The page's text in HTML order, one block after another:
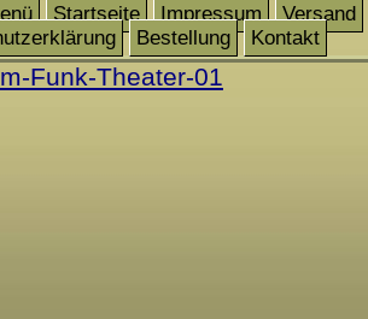
Startseite Impressum
Versand
Bestellung Kontakt
Funk-Theater-01